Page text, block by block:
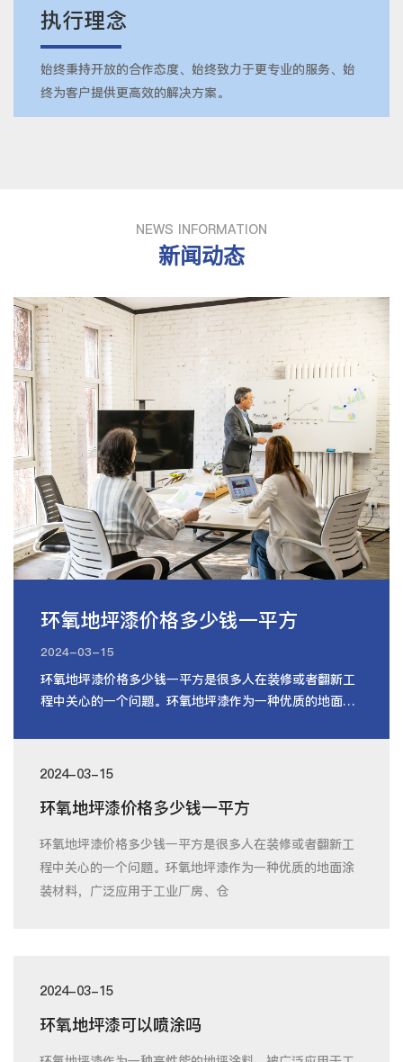
执行理念
始终秉持开放的合作态度、始终致力于更专业的服务、始
终为客户提供更高效的解决方案。
NEWS INFORMATION
新闻动态
环氧地坪漆价格多少钱一平方
2024-03-15
环氧地坪漆价格多少钱一平方是很多人在装修或者翻新工
程中关心的一个问题。环氧地坪漆作为一种优质的地面涂
2024-03-15
环氧地坪漆价格多少钱一平方
环氧地坪漆价格多少钱一平方是很多人在装修或者翻新工
程中关心的一个问题。环氧地坪漆作为一种优质的地面涂
装材料，广泛应用于工业厂房、仓
2024-03-15
环氧地坪漆可以喷涂吗